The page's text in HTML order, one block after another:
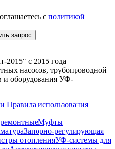
с политикой
запрос
2015" с 2015 года
насосов, трубопроводной
и оборудования УФ-
Правила использования
Муфты
Запорно-регулирующая
отопленияУФ-системы для